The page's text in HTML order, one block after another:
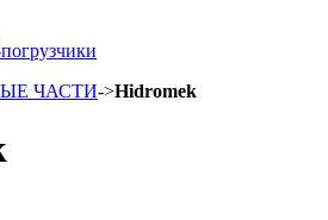
ЧАСТИ->Hidromek